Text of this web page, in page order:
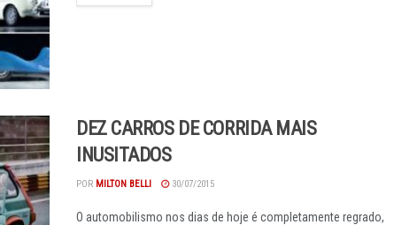
DEZ CARROS DE CORRIDA MAIS
INUSITADOS
POR MILTON BELLI 30/07/2015
O automobilismo nos dias de hoje é completamente regrado,